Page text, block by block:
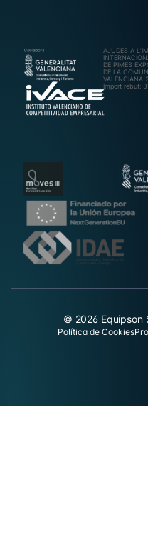
AJUDES A
DE PIMES
DE LA
VALENCIANA
Import rebut:
© 2026 Equipson
Política de Cookies